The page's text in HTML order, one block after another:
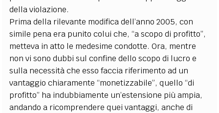
della violazione.
Prima della rilevante modifica dell’anno 2005, con
simile pena era punito colui che, “a scopo di profitto”,
metteva in atto le medesime condotte. Ora, mentre
non vi sono dubbi sul confine dello scopo di lucro e
sulla necessità che esso faccia riferimento ad un
vantaggio chiaramente “monetizzabile”, quello “di
profitto” ha indubbiamente un’estensione più ampia,
andando a ricomprendere quei vantaggi, anche di